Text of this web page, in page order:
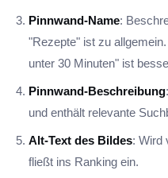
Pinnwand-Name:
"Rezepte" ist zu
unter 30 Minuten" ist
Pinnwand-Beschreibung
und enthält relevante
Alt-Text des Bildes: Wird
fließt ins Ranking ein.